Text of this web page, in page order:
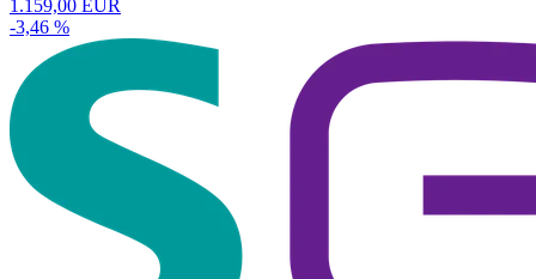
1.159,00 EUR
-3,46 %